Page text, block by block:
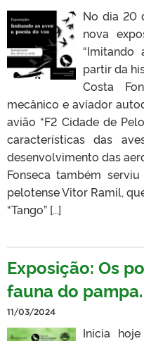
No dia 20
nova
“Imitando
partir da
Costa
mecânico e aviador
avião “F2 Cidade de
características das
desenvolvimento das
Fonseca também
pelotense Vitor Ramil,
“Tango” […]
Exposição: Os
fauna do pampa.
11/03/2024
Inicia